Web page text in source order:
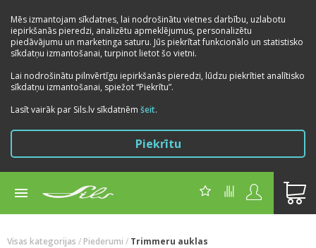
Mēs izmantojam sīkdatnes, lai nodrošinātu vietnes darbību, uzlabotu
iepirkšanās pieredzi, analizētu apmeklējumus, personalizētu
piedāvājumu un marketinga saturu. Jūs piekrītat funkcionālo un statistisko
sīkdatņu izmantošanai, turpinot lietot šo vietni.
Lai nodrošinātu pilnvērtīgu iepirkšanās pieredzi, lūdzu piekrītiet analītisko
sīkdatņu izmantošanai, spiežot “Piekrītu”.
Lasīt vairāk par Sils.lv sīkdatnēm šeit.
Piekrītu
Visas kategorijas / Piederumi / Trimmeru auklas